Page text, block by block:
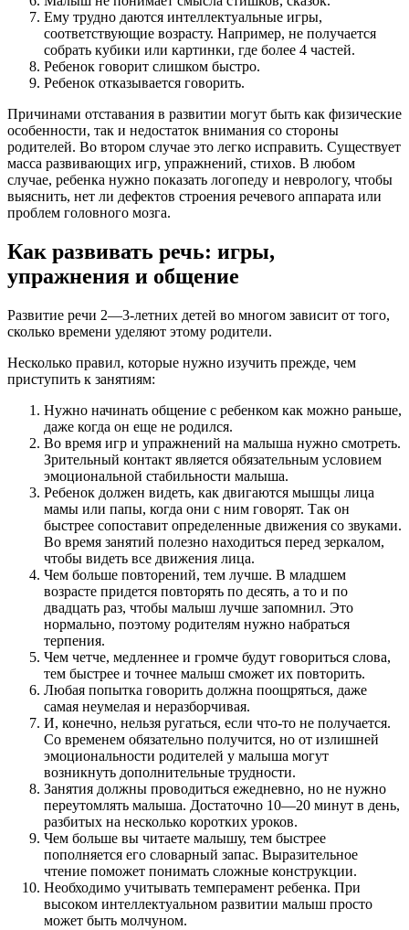
Ему трудно даются интеллектуальные игры,
соответствующие возрасту. Например, не получается
собрать кубики или картинки, где более 4 частей.
Ребенок говорит слишком быстро.
Ребенок отказывается говорить.
Причинами отставания в развитии могут быть как физические
особенности, так и недостаток внимания со стороны
родителей. Во втором случае это легко исправить. Существует
масса развивающих игр, упражнений, стихов. В любом
случае, ребенка нужно показать логопеду и неврологу, чтобы
выяснить, нет ли дефектов строения речевого аппарата или
проблем головного мозга.
Как развивать речь: игры,
упражнения и общение
Развитие речи 2—3-летних детей во многом зависит от того,
сколько времени уделяют этому родители.
Несколько правил, которые нужно изучить прежде, чем
приступить к занятиям:
Нужно начинать общение с ребенком как можно раньше,
даже когда он еще не родился.
Во время игр и упражнений на малыша нужно смотреть.
Зрительный контакт является обязательным условием
эмоциональной стабильности малыша.
Ребенок должен видеть, как двигаются мышцы лица
мамы или папы, когда они с ним говорят. Так он
быстрее сопоставит определенные движения со звуками.
Во время занятий полезно находиться перед зеркалом,
чтобы видеть все движения лица.
Чем больше повторений, тем лучше. В младшем
возрасте придется повторять по десять, а то и по
двадцать раз, чтобы малыш лучше запомнил. Это
нормально, поэтому родителям нужно набраться
терпения.
Чем четче, медленнее и громче будут говориться слова,
тем быстрее и точнее малыш сможет их повторить.
Любая попытка говорить должна поощряться, даже
самая неумелая и неразборчивая.
И, конечно, нельзя ругаться, если что-то не получается.
Со временем обязательно получится, но от излишней
эмоциональности родителей у малыша могут
возникнуть дополнительные трудности.
Занятия должны проводиться ежедневно, но не нужно
переутомлять малыша. Достаточно 10—20 минут в день,
разбитых на несколько коротких уроков.
Чем больше вы читаете малышу, тем быстрее
пополняется его словарный запас. Выразительное
чтение поможет понимать сложные конструкции.
Необходимо учитывать темперамент ребенка. При
высоком интеллектуальном развитии малыш просто
может быть молчуном.